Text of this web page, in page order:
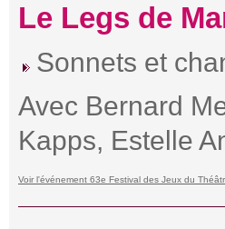
Le Legs de
Sonnets et
Avec Bernard
Kapps, Estelle
Voir l'événement 63e Festival des Jeux du